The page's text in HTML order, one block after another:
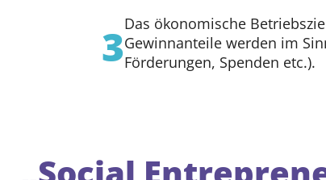
3Das ökonomische
Gewinnanteile werden im
Förderungen, Spenden etc.).